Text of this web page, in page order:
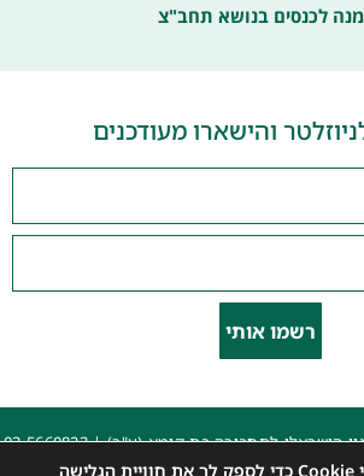
לכנסים בנושא תחב"צ
והישארו מעודכנים
רשמו אותי
הישראלי לתחבורה בת קימא (ע"ר) |03-5660823
|
beyarok@gmail.com
אנו משתמשים בקובצי Cookie כדי לספק לך את חוויית הגלישה